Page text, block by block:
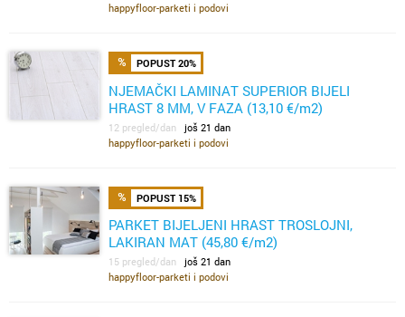
happyfloor-parketi i podovi
POPUST 20%
NJEMAČKI LAMINAT SUPERIOR BIJELI
HRAST 8 MM, V FAZA (13,10 €/m2)
12 pregled/dan još 21 dan
happyfloor-parketi i podovi
POPUST 15%
PARKET BIJELJENI HRAST TROSLOJNI,
LAKIRAN MAT (45,80 €/m2)
15 pregled/dan još 21 dan
happyfloor-parketi i podovi